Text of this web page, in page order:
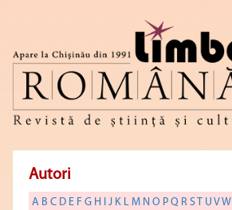
Autori
A B C D E F G H I J K L M N O P Q R S T U VW